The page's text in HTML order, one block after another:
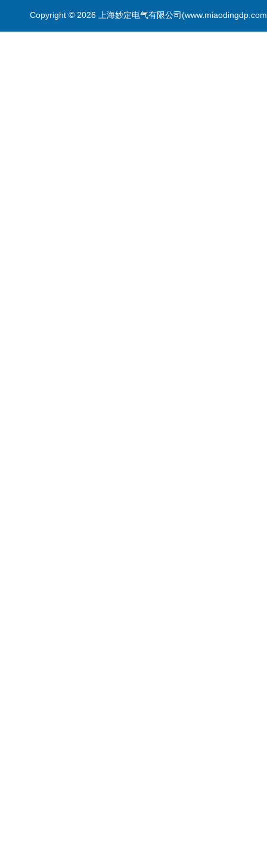
Copyright © 2026 上海妙定电气有限公司